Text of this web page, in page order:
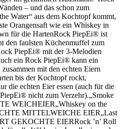
– und das schon zum
Water“ aus dem Kochtopf kommt,
Orangensaft wie ein Whiskey in
für die HartenRock PiepEi® ist
den faulsten Küchenmuffel zum
PiepEi® mit der 3-Melodien
ein Rock PiepEi® kann ein
mit den echten Eiern
bis der Kochtopf rockt,
die echten Eier essen (auch für die
nicht zum Verzehr).„Smoke
WEICHEIER„Whiskey on the
MITTELWEICHE EIER„Last
GEKOCHTE EIERRock ’n’ Roll